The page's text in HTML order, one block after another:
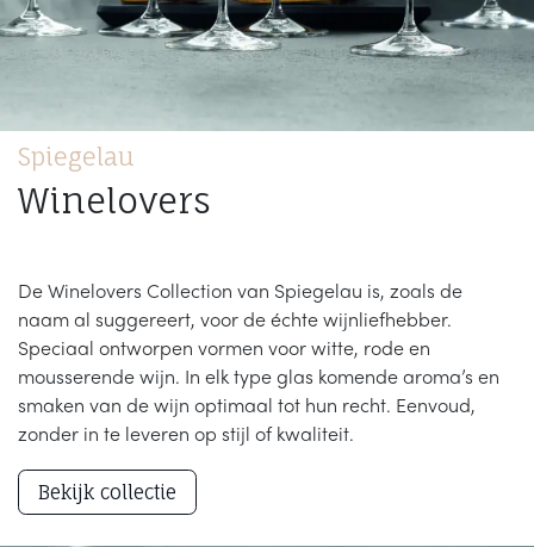
Spiegelau
Winelovers
De Winelovers Collection van Spiegelau is, zoals de
naam al suggereert, voor de échte wijnliefhebber.
Speciaal ontworpen vormen voor witte, rode en
mousserende wijn. In elk type glas komende aroma’s en
smaken van de wijn optimaal tot hun recht. Eenvoud,
zonder in te leveren op stijl of kwaliteit.
Bekijk collectie